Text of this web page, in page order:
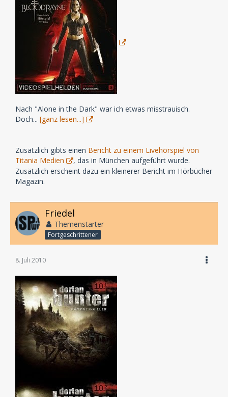
Nach "Alone in the Dark" war ich etwas misstrauisch.
Doch... [ganz lesen...]
Zusätzlich gibts einen Bericht zu einem Livehörspiel von
Titania Medien
, das in München aufgeführt wurde.
Zusätzlich erscheint dazu ein kleinerer Bericht im Hörbücher
Magazin.
Friedel
Themenstarter
Fortgeschrittener
8. Juli 2010